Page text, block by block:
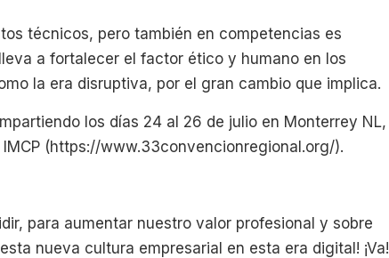
técnicos, pero también en competencias es
a fortalecer el factor ético y humano en los
la era disruptiva, por el gran cambio que implica.
los días 24 al 26 de julio en Monterrey NL,
(https://www.33convencionregional.org/).
para aumentar nuestro valor profesional y sobre
nueva cultura empresarial en esta era digital! ¡Va!